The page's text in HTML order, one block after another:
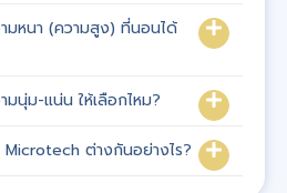
มหนา (ความสูง) ที่นอนได้
นุ่ม-แน่น ให้เลือกไหม?
ต่างกันอย่างไร?